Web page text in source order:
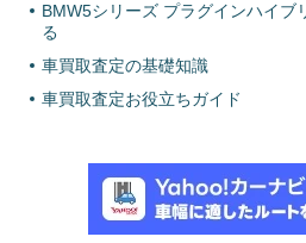
BMW5シリーズ プラグインハイブ
る
車買取査定の基礎知識
車買取査定お役立ちガイド